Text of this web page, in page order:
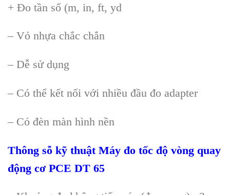
+ Đo tần số (m, in, ft, yd
– Vỏ nhựa chắc chắn
– Dễ sử dụng
– Có thể kết nối với nhiều đầu đo adapter
– Có đèn màn hình nền
Thông sỗ kỹ thuật Máy đo tốc độ vòng quay
động cơ PCE DT 65